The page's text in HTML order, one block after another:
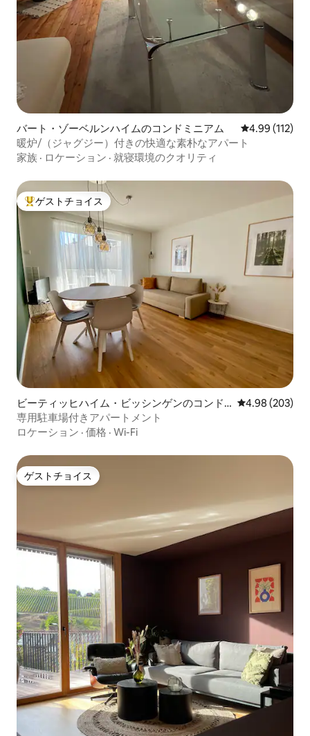
バート・ゾーベルンハイムのコンドミニアム レビュー112
4.99 (112)
暖炉/（ジャグジー）付きの快適な素朴なアパート
家族 · ロケーション · 就寝環境のクオリティ
大好評のゲストチョイスです。
ゲストチョイス
ビーティッヒハイム・ビッシンゲンのコンド
ミニアム
レビュー203
4.98 (203)
専用駐車場付きアパートメント
ロケーション · 価格 · Wi-Fi
ゲストチョイス
ゲストチョイス